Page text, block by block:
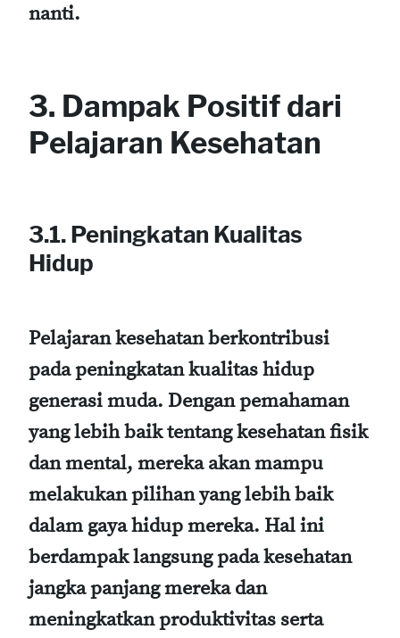
nanti.
3. Dampak Positif dari
Pelajaran Kesehatan
3.1. Peningkatan Kualitas
Hidup
Pelajaran kesehatan berkontribusi
pada peningkatan kualitas hidup
generasi muda. Dengan pemahaman
yang lebih baik tentang kesehatan fisik
dan mental, mereka akan mampu
melakukan pilihan yang lebih baik
dalam gaya hidup mereka. Hal ini
berdampak langsung pada kesehatan
jangka panjang mereka dan
meningkatkan produktivitas serta